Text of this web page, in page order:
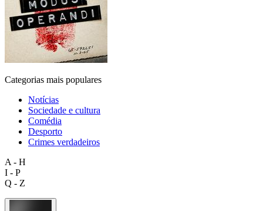
Categorias mais populares
Notícias
Sociedade e cultura
Comédia
Desporto
Crimes verdadeiros
A - H
I - P
Q - Z